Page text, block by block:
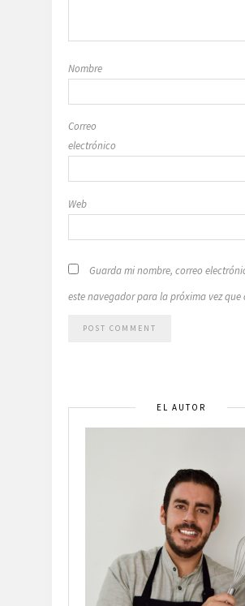
Nombre
Correo
electrónico
Web
Guarda mi nombre, correo
este navegador para la próxima vez que
EL AUTOR